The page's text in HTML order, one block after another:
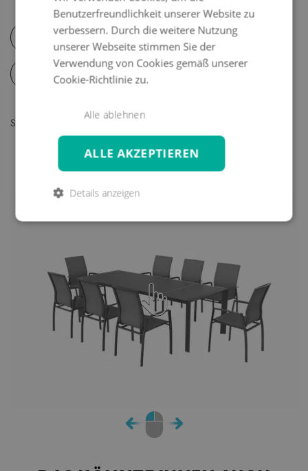
Pflege-& Sicherheitshinweise
Digitale Mustermappe
Schauen sie sich ihr produkt in der 360 grad ansicht an
Ein Möbelstück - so individuell wie sein
Besitzer
Benutzerfreundlichkeit unserer Website zu
verbessern. Durch die weitere Nutzung
unserer Webseite stimmen Sie der
Verwendung von Cookies gemäß unserer
Cookie-Richtlinie zu.
ALLE AKZEPTIEREN
Alle ablehnen
Details anzeigen